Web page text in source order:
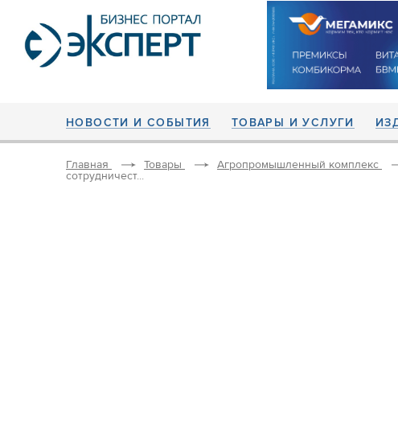
НОВОСТИ И СОБЫТИЯ ТОВАРЫ И УСЛУГИ
Главная Товары Агропромышленный комплекс
сотрудничест...